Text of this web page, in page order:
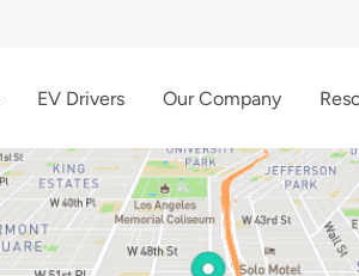
EV Drivers Our Company